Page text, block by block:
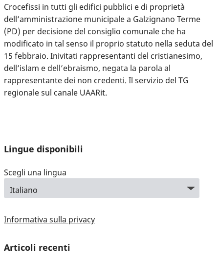
Crocefissi in tutti gli edifici pubblici e di proprietà
dell’amministrazione municipale a Galzignano Terme
(PD) per decisione del consiglio comunale che ha
modificato in tal senso il proprio statuto nella seduta del
15 febbraio. Inivitati rappresentanti del cristianesimo,
dell’islam e dell’ebraismo, negata la parola al
rappresentante dei non credenti. Il servizio del TG
regionale sul canale UAARit.
Lingue disponibili
Scegli una lingua
Informativa sulla privacy
Articoli recenti